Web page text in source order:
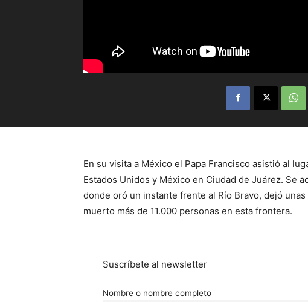
En su visita a México el Papa Francisco asistió al
Estados Unidos y México en Ciudad de Juárez. Se
donde oró un instante frente al Río Bravo, dejó
muerto más de 11.000 personas en esta frontera.
Suscríbete al newsletter
Nombre o nombre completo